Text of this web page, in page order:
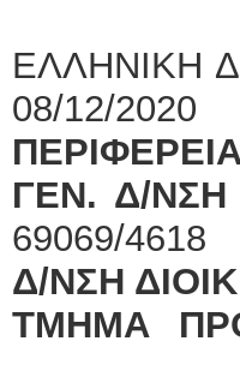
08/12/2020
ΓΕΝ. Δ/
69069/4618
Δ/ΝΣΗ
ΤΜΗΜΑ